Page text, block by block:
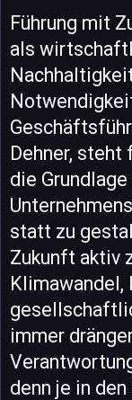
Führung mit
als
Dehner, steht
die
statt zu
Zukunft aktiv
Klimawandel,
immer
denn je in